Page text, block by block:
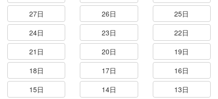
27日
26日
25日
24日
23日
22日
21日
20日
19日
18日
17日
16日
15日
14日
13日